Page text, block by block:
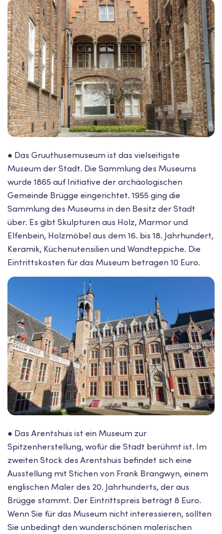
● Das Gruuthusemuseum ist das vielseitigste
Museum der Stadt. Die Sammlung des Museums
wurde 1865 auf Initiative der archäologischen
Gemeinde Brügge eingerichtet. 1955 ging die
Sammlung des Museums in den Besitz der Stadt
über. Es gibt Skulpturen aus Holz, Marmor und
Elfenbein, Holzmöbel aus dem 16. bis 18. Jahrhundert,
Keramik, Küchenutensilien und Wandteppiche. Die
Eintrittskosten für das Museum betragen 10 Euro.
● Das Arentshuis ist ein Museum zur
Spitzenherstellung, wofür die Stadt berühmt ist. Im
zweiten Stock des Arentshuis befindet sich eine
Ausstellung mit Stichen von Frank Brangwyn, einem
englischen Maler des 20. Jahrhunderts, der aus
Brügge stammt. Der Eintrittspreis beträgt 8 Euro.
Wenn Sie für das Museum nicht interessieren, sollten
Sie unbedingt den wunderschönen malerischen